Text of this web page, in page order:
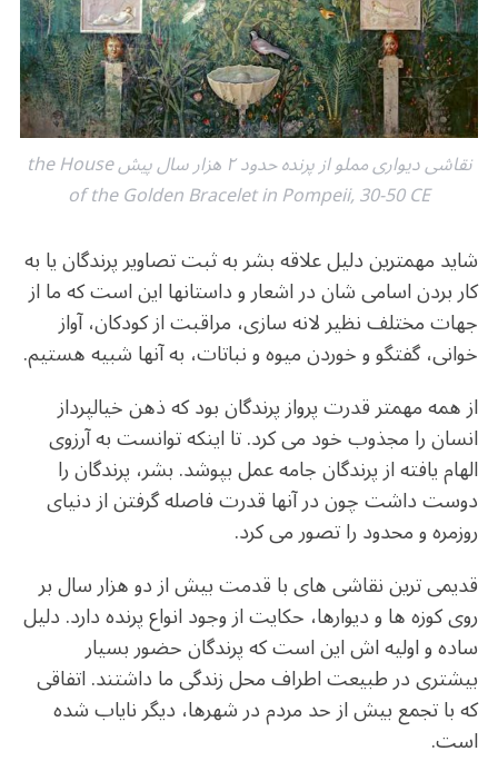
o
k p
نقاشی دیواری مملو از پرنده حدود ۲ هزار سال پیش the House
of the Golden Bracelet in Pompeii, 30-50 CE
شاید مهمترین دلیل علاقه بشر به ثبت تصاویر پرندگان یا به
کار بردن اسامی شان در اشعار و داستانها این است که ما از
جهات مختلف نظیر لانه سازی، مراقبت از کودکان، آواز
خوانی، گفتگو و خوردن میوه و نباتات، به آنها شبیه هستیم.
از همه مهمتر قدرت پرواز پرندگان بود که ذهن خیالپرداز
انسان را مجذوب خود می کرد. تا اینکه توانست به آرزوی
الهام یافته از پرندگان جامه عمل بپوشد. بشر، پرندگان را
دوست داشت چون در آنها قدرت فاصله گرفتن از دنیای
روزمره و محدود را تصور می کرد.
قدیمی ترین نقاشی های با قدمت بیش از دو هزار سال بر
روی کوزه ها و دیوارها، حکایت از وجود انواع پرنده دارد. دلیل
ساده و اولیه اش این است که پرندگان حضور بسیار
بیشتری در طبیعت اطراف محل زندگی ما داشتند. اتفاقی
که با تجمع بیش از حد مردم در شهرها، دیگر نایاب شده
است.